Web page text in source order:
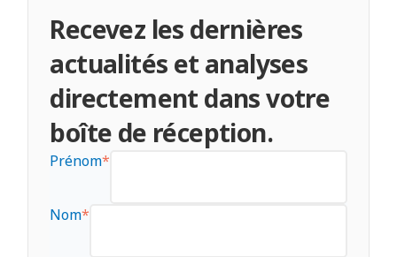
Recevez les dernières
actualités et analyses
directement dans votre
boîte de réception.
Prénom*
Nom*